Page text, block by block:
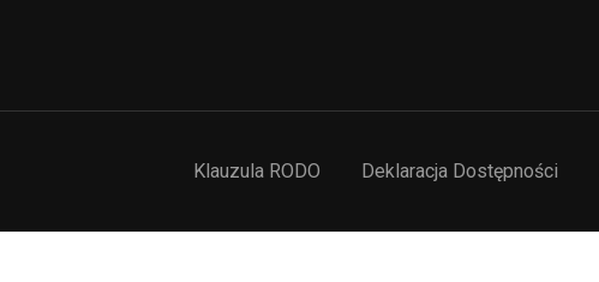
Klauzula RODO Deklaracja Dostępności